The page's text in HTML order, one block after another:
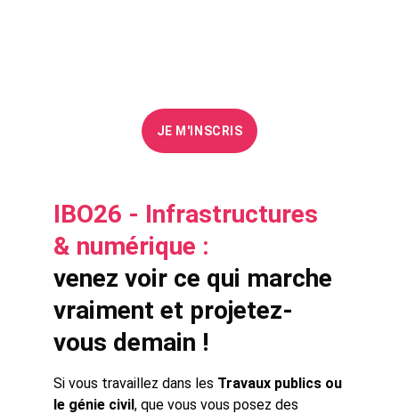
JE M'INSCRIS
Si vous travaillez dans les Travaux publics ou
le génie civil, que vous vous posez des
IBO26 - Infrastructures
& numérique :
venez voir ce qui marche
vraiment et projetez-
vous demain !